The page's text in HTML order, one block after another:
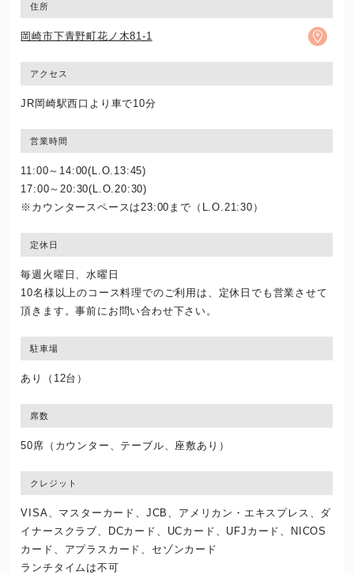
住所
岡崎市下青野町花ノ木81-1
アクセス
JR岡崎駅西口より車で10分
営業時間
11:00～14:00(L.O.13:45)
17:00～20:30(L.O.20:30)
※カウンタースペースは23:00まで（L.O.21:30）
定休日
毎週火曜日、水曜日
10名様以上のコース料理でのご利用は、定休日でも営業させて
頂きます。事前にお問い合わせ下さい。
駐車場
あり（12台）
席数
50席（カウンター、テーブル、座敷あり）
クレジット
VISA、マスターカード、JCB、アメリカン・エキスプレス、ダ
イナースクラブ、DCカード、UCカード、UFJカード、NICOS
カード、アプラスカード、セゾンカード
ランチタイムは不可